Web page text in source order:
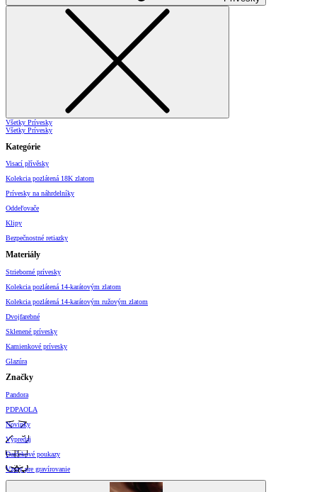
Všetky Prívesky
Všetky Prívesky
Kategórie
Visací přívěsky
Kolekcia pozlátená 18K zlatom
Prívesky na náhrdelníky
Oddeľovače
Klipy
Bezpečnostné retiazky
Materiály
Strieborné prívesky
Kolekcia pozlátená 14-karátovým zlatom
Kolekcia pozlátená 14-karátovým ružovým zlatom
Dvojfarebné
Sklenené prívesky
Kamienkové prívesky
Glazúra
Značky
Pandora
PDPAOLA
Novinky
Výpredaj
Darčekové poukazy
Vzory pre gravírovanie